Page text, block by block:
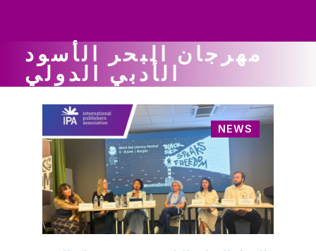
مهرجان البحر الأسود
الأدبي الدولي
NEWS